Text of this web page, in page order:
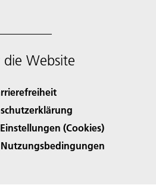
die Website
(Cookies)